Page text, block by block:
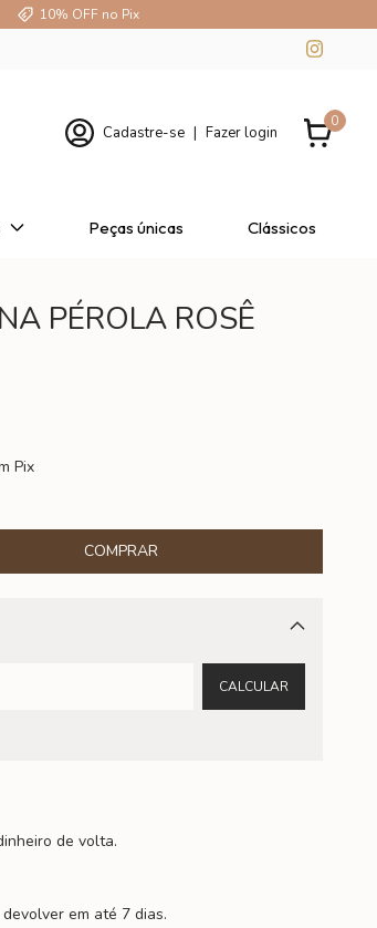
10% OFF no Pix
Cadastre-se | Fazer login
0
Peças únicas Clássicos
PÉROLA ROSÊ
Pix
Alterar CEP
CALCULAR
de volta.
em até 7 dias.